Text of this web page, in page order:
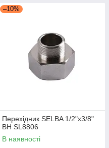
–10%
Перехідник SELBA 1/2"х3/8"
ВН SL8806
В наявності